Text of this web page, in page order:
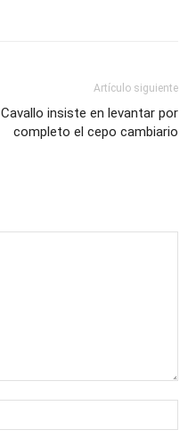
Artículo siguiente
Cavallo insiste en levantar por
completo el cepo cambiario